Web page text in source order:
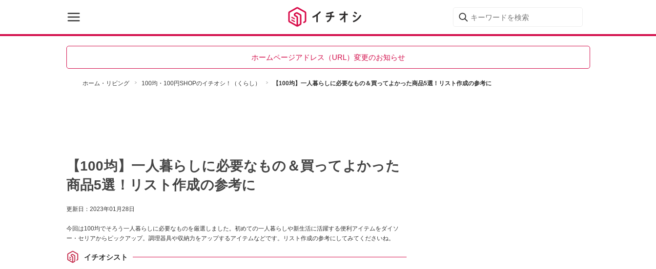
ホームページアドレス（URL）変更のお知らせ
ホーム・リビング 100均・100円SHOPのイチオシ！（くらし） 【100均】一人暮らしに必要なもの＆買ってよかった商品5選！リスト作成の参考に
【100均】一人暮らしに必要なもの＆買ってよかった
商品5選！リスト作成の参考に
更新日： 2023年01月28日
今回は100均でそろう一人暮らしに必要なものを厳選しました。初めての一人暮らしや新生活に活躍する便利アイテムをダイソ
ー・セリアからピックアップ。調理器具や収納力をアップするアイテムなどです。リスト作成の参考にしてみてくださいね。
イチオシスト